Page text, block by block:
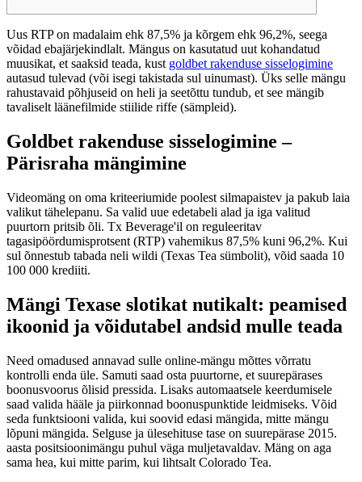
Uus RTP on madalaim ehk 87,5% ja kõrgem ehk 96,2%, seega
võidad ebajärjekindlalt. Mängus on kasutatud uut kohandatud
muusikat, et saaksid teada, kust goldbet rakenduse sisselogimine
autasud tulevad (või isegi takistada sul uinumast). Üks selle mängu
rahustavaid põhjuseid on heli ja seetõttu tundub, et see mängib
tavaliselt läänefilmide stiilide riffe (sämpleid).
Goldbet rakenduse sisselogimine –
Pärisraha mängimine
Videomäng on oma kriteeriumide poolest silmapaistev ja pakub laia
valikut tähelepanu. Sa valid uue edetabeli alad ja iga valitud
puurtorn pritsib õli. Tx Beverage'il on reguleeritav
tagasipöördumisprotsent (RTP) vahemikus 87,5% kuni 96,2%. Kui
sul õnnestub tabada neli wildi (Texas Tea sümbolit), võid saada 10
100 000 krediiti.
Mängi Texase slotikat nutikalt: peamised
ikoonid ja võidutabel andsid mulle teada
Need omadused annavad sulle online-mängu mõttes võrratu
kontrolli enda üle. Samuti saad osta puurtorne, et suurepärases
boonusvoorus õlisid pressida. Lisaks automaatsele keerdumisele
saad valida hääle ja piirkonnad boonuspunktide leidmiseks. Võid
seda funktsiooni valida, kui soovid edasi mängida, mitte mängu
lõpuni mängida. Selguse ja ülesehituse tase on suurepärase 2015.
aasta positsioonimängu puhul väga muljetavaldav. Mäng on aga
sama hea, kui mitte parim, kui lihtsalt Colorado Tea.